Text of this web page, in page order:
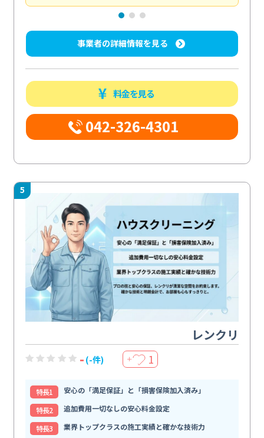
事業者の詳細情報を見る
料金を見る
042-326-4301
5
レンクリ
- (-件) ＋ 1
特⻑1
安心の「満足保証」と「損害保険加入済み」
特⻑2
追加費用一切なしの安心料金設定
特⻑3
業界トップクラスの施工実績と確かな技術力